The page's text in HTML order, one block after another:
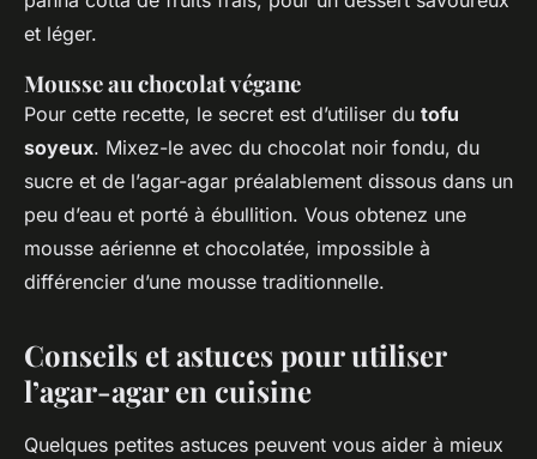
et léger.
Mousse au chocolat végane
Pour cette recette, le secret est d’utiliser du tofu
soyeux. Mixez-le avec du chocolat noir fondu, du
sucre et de l’agar-agar préalablement dissous dans un
peu d’eau et porté à ébullition. Vous obtenez une
mousse aérienne et chocolatée, impossible à
différencier d’une mousse traditionnelle.
Conseils et astuces pour utiliser
l’agar-agar en cuisine
Quelques petites astuces peuvent vous aider à mieux